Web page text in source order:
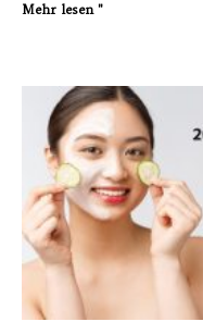
Mehr lesen "